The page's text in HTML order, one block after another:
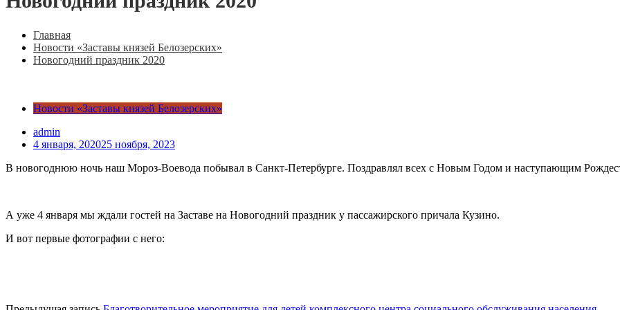
Главная
Новости «Заставы князей Белозерских»
Новогодний праздник 2020
Новости «Заставы князей Белозерских»
admin
4 января, 202025 ноября, 2023
В новогоднюю ночь наш Мороз-Воевода побывал в Санкт-Петербурге. Поздравлял всех с Новым Годом и наступающим
А уже 4 января мы ждали гостей на Заставе на Новогодний праздник у пассажирского причала Кузино.
И вот первые фотографии с него: